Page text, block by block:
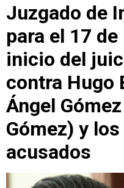
Juzgado de
para el 17
inicio del
contra Hugo
Ángel
Gómez) y
acusados